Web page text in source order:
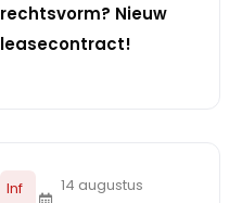
rechtsvorm? Nieuw
leasecontract!
Inf
14 augustus